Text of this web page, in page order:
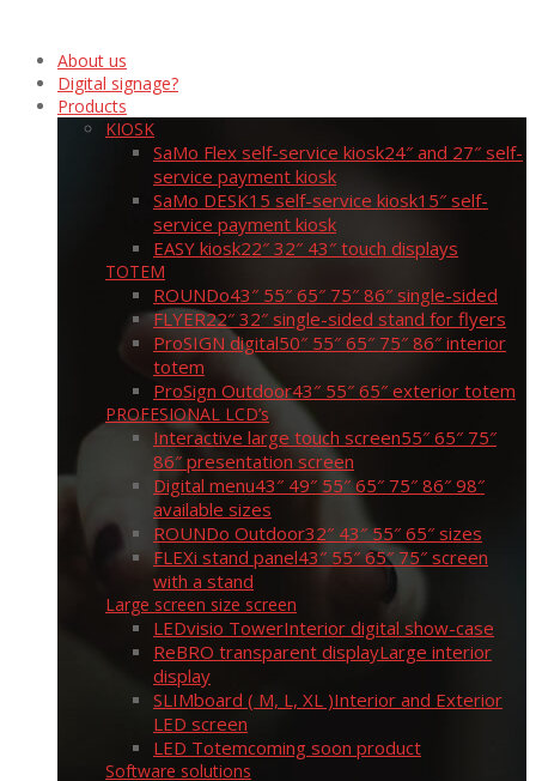
About us
Digital signage?
Products
KIOSK
SaMo Flex self-service kiosk24″ and 27″ self-
service payment kiosk
SaMo DESK15 self-service kiosk15″ self-
service payment kiosk
EASY kiosk22″ 32″ 43″ touch displays
TOTEM
ROUNDo43″ 55″ 65″ 75″ 86″ single-sided
FLYER22″ 32″ single-sided stand for flyers
ProSIGN digital50″ 55″ 65″ 75″ 86″ interior
totem
ProSign Outdoor43″ 55″ 65″ exterior totem
PROFESIONAL LCD’s
Interactive large touch screen55″ 65″ 75″
86″ presentation screen
Digital menu43″ 49″ 55″ 65″ 75″ 86″ 98″
available sizes
ROUNDo Outdoor32″ 43″ 55″ 65″ sizes
FLEXi stand panel43″ 55″ 65″ 75″ screen
with a stand
Large screen size screen
LEDvisio TowerInterior digital show-case
ReBRO transparent displayLarge interior
display
SLIMboard ( M, L, XL )Interior and Exterior
LED screen
LED Totemcoming soon product
Software solutions